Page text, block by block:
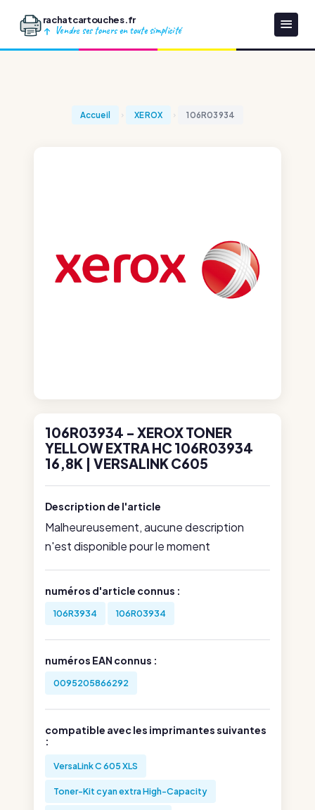
rachatcartouches.fr
Vendre ses toners en toute simplicité
Accueil XEROX 106R03934
106R03934 - XEROX TONER
YELLOW EXTRA HC 106R03934
16,8K | VERSALINK C605
Description de l'article
Malheureusement, aucune description
n'est disponible pour le moment
numéros d'article connus :
106R3934 106R03934
numéros EAN connus :
0095205866292
compatible avec les imprimantes suivantes
:
VersaLink C 605 XLS
Toner-Kit cyan extra High-Capacity